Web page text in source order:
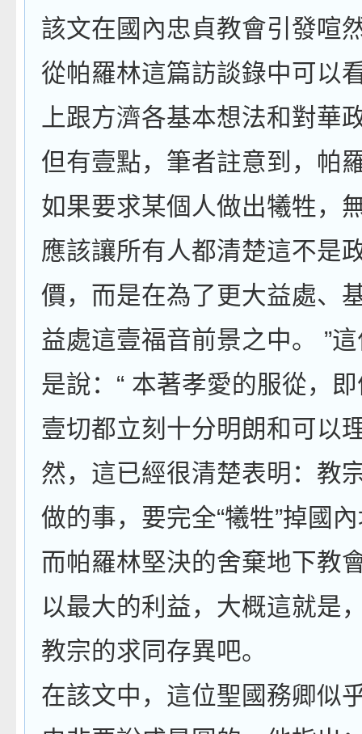
該文在國內忠貞教會引發喧
從帕羅林這篇訪談錄中可以
上跟方濟各基本想法和對華
但有壹點，筆者註意到，帕
如果要求某個人做出犧牲，
應該讓所有人都清楚這不是
價，而是在為了更大益處、
益處這壹福音前景之中。 ”
是說：“ 本著孝愛的服從，
壹切都立刻十分明朗和可以
然，這已經很清楚表明：教
做的事，要完全“犧牲”掉國
而帕羅林堅決的舍棄地下教
以最大的利益，大概這就是
教宗的求同存異吧。
在該文中，這位聖國務卿似